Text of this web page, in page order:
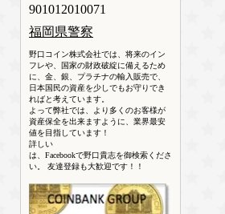
901012010071
福岡県警察
野口コイン株式会社では、将来のイン
フレや、国家の財政破綻に備えるため
に、金、銀、プラチナの輸入販売で、
日本国民の資産を少しでもお守りでき
ればと考えています。
よって弊社では、より多くのお客様が
資産保全を出来ますように、業界最安
値を目指しています！
詳しい
は、Facebookで野口貴志を御検索くださ
い。 友達登録も大歓迎です！！